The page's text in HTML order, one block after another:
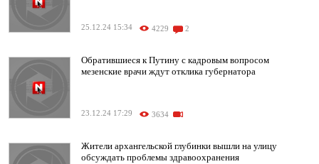
25.12.24 15:34 4229 2
Обратившиеся к Путину с кадровым вопросом
мезенские врачи ждут отклика губернатора
23.12.24 17:29 3634
Жители архангельской глубинки вышли на улицу
обсуждать проблемы здравоохранения